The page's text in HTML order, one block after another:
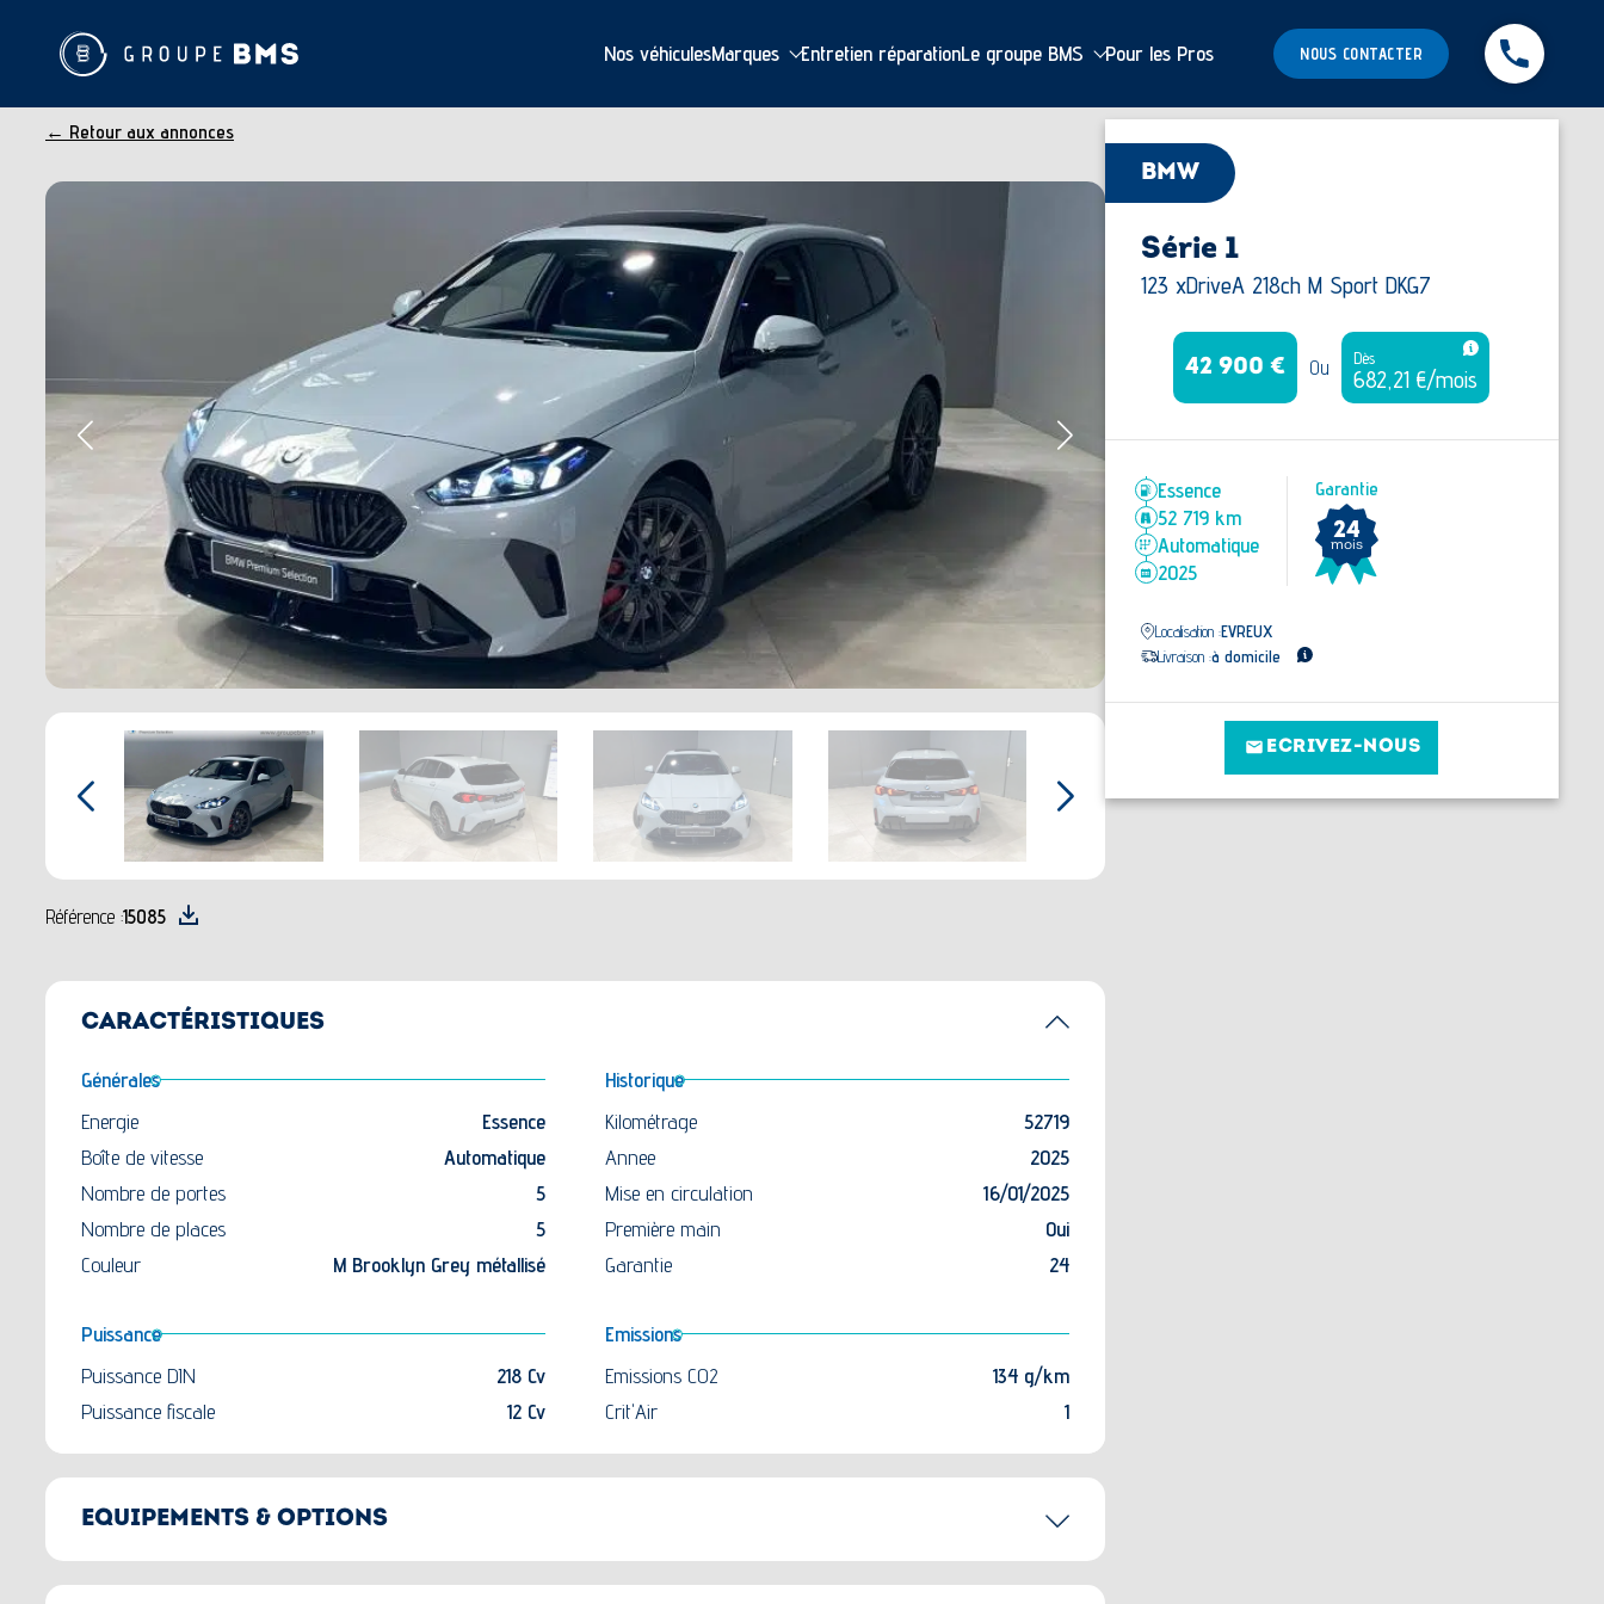
Nos véhiculesMarques Entretien réparationLe groupe BMS Pour les Pros NOUS CONTACTER
← Retour aux annonces
Référence :15085
CARACTÉRISTIQUES
Générales
Energie
Essence
Boîte de vitesse
Automatique
Nombre de portes
5
Nombre de places
5
Couleur
M Brooklyn Grey métallisé
Historique
Kilométrage
52719
Annee
2025
Mise en circulation
16/01/2025
Première main
Oui
Garantie
24
Puissance
Puissance DIN
218 Cv
Puissance fiscale
12 Cv
Emissions
Emissions CO2
134 g/km
Crit'Air
1
EQUIPEMENTS & OPTIONS
BMW
Série 1
123 xDriveA 218ch M Sport DKG7
42 900 € Ou Dès
682,21 €/mois
Essence
52 719 km
Automatique
2025
Garantie
24
mois
Localisation :EVREUX
Livraison :à domicile
ECRIVEZ-NOUS